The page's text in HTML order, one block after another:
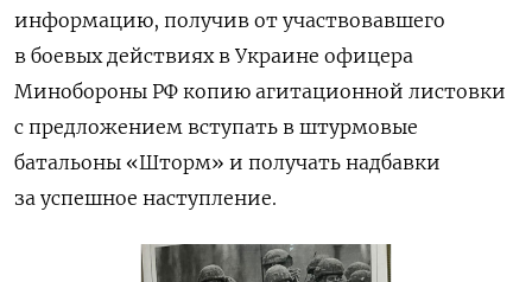
информацию, получив от участвовавшего
в боевых действиях в Украине офицера
Минобороны РФ копию агитационной листовки
с предложением вступать в штурмовые
батальоны «Шторм» и получать надбавки
за успешное наступление.